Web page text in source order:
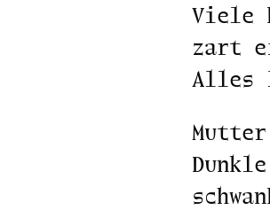
Viele
zart
Alles